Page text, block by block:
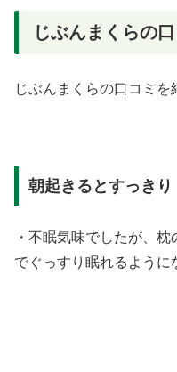
じぶんまくらの口
じぶんまくらの口コミを
朝起きるとすっきり
・不眠気味でしたが、
でぐっすり眠れるように